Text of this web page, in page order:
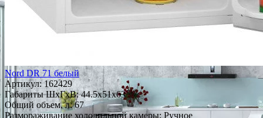
Nord DR 71 белый
Артикул:162429
Габариты ШxГxВ: 44.5x51x63
Общий объем, л: 67
Размораживание холодильной камеры: Ручное